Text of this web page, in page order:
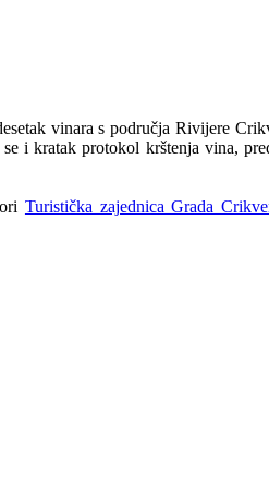
vinara s područja Rivijere
i kratak protokol krštenja vina,
Turistička zajednica Grada